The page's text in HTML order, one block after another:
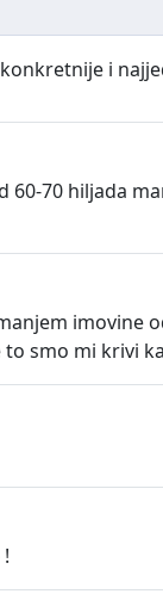
i
60-70 hiljada
imovine
smo mi krivi